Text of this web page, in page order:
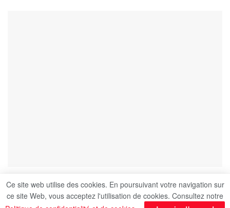
Ce site web utilise des cookies. En poursuivant votre navigation sur
ce site Web, vous acceptez l'utilisation de cookies. Consultez notre